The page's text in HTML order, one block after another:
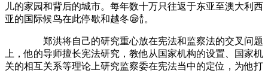
儿的家园和背后的城市。每年数十万只往返于东亚至澳大利西
亚的国际候鸟在此停歇和越冬😪🍾。
郑洪将自己的研究重心放在宪法和监察法的交叉问题
上，他的导师擅长宪法研究，教他从国家机构的设置、国家机
关的相互关系等理论上研究监察委在宪法当中的定位，为他打